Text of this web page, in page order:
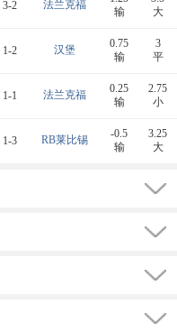
3-2 法兰克福
输
大
1-2 汉堡
0.75
输
3
平
1-1 法兰克福
0.25
输
2.75
小
1-3 RB莱比锡
-0.5
输
3.25
大